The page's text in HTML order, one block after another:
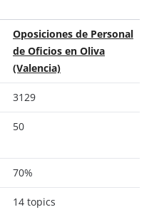
Oposiciones de Personal
de Oficios en Oliva
(Valencia)
3129
50
70%
14 topics